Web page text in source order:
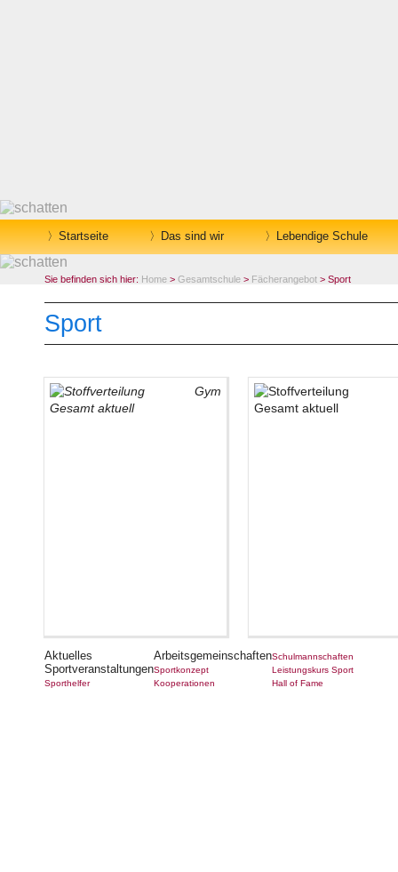
Startseite Das sind wir Lebendige Schule
Sie befinden sich hier: Home > Gesamtschule > Fächerangebot > Sport
Sport
Aktuelles ArbeitsgemeinschaftenSchulmannschaften
SportveranstaltungenSportkonzept
Leistungskurs Sport
Sporthelfer
Kooperationen Hall of Fame